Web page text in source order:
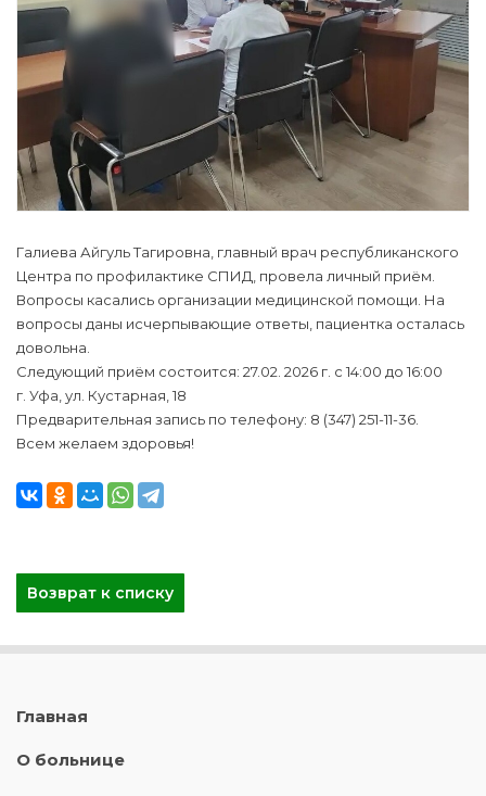
Галиева Айгуль Тагировна, главный врач республиканского
Центра по профилактике СПИД, провела личный приём.
Вопросы касались организации медицинской помощи. На
вопросы даны исчерпывающие ответы, пациентка осталась
довольна.
Следующий приём состоится: 27.02. 2026 г. с 14:00 до 16:00
г. Уфа, ул. Кустарная, 18
Предварительная запись по телефону: 8 (347) 251-11-36.
Всем желаем здоровья!
Возврат к списку
Главная
О больнице